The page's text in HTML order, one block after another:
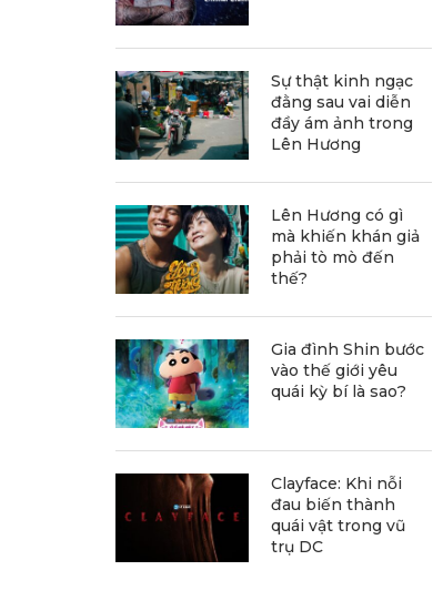
Sự thật kinh ngạc
đằng sau vai diễn
đầy ám ảnh trong
Lên Hương
Lên Hương có gì
mà khiến khán giả
phải tò mò đến
thế?
Gia đình Shin bước
vào thế giới yêu
quái kỳ bí là sao?
Clayface: Khi nỗi
đau biến thành
quái vật trong vũ
trụ DC